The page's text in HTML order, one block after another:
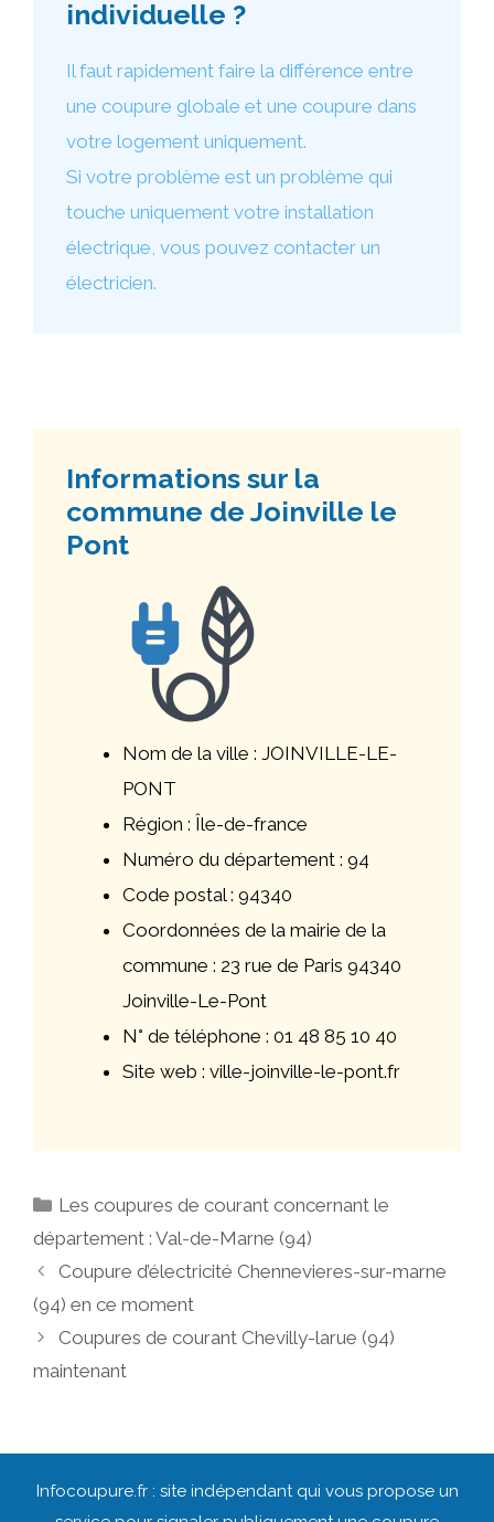
individuelle ?
Il faut rapidement faire la différence entre
une coupure globale et une coupure dans
votre logement uniquement.
Si votre problème est un problème qui
touche uniquement votre installation
électrique, vous pouvez contacter un
électricien.
Informations sur la
commune de Joinville le
Pont
Nom de la ville : JOINVILLE-LE-
PONT
Région : Île-de-france
Numéro du département : 94
Code postal : 94340
Coordonnées de la mairie de la
commune : 23 rue de Paris 94340
Joinville-Le-Pont
N° de téléphone : 01 48 85 10 40
Site web : ville-joinville-le-pont.fr
Catégories
Les coupures de courant concernant le
département : Val-de-Marne (94)
Navigation
des
articles
Coupure d’électricité Chennevieres-sur-marne
(94) en ce moment
Coupures de courant Chevilly-larue (94)
maintenant
Infocoupure.fr : site indépendant qui vous propose un